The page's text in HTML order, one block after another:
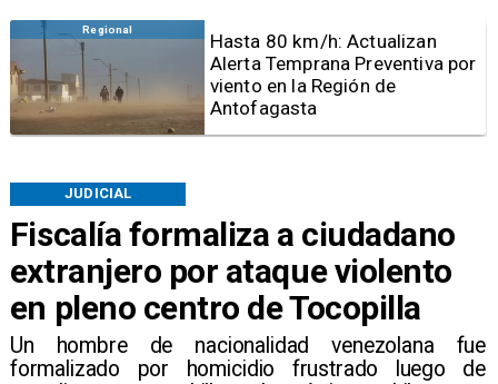
Fiscalía formaliza a ciudadano
extranjero por ataque violento
en pleno centro de Tocopilla
​Un hombre de nacionalidad venezolana fue
formalizado por homicidio frustrado luego de
JUDICIAL
Antofagasta
Detienen a sujeto por iniciar
quema para sacar cables
eléctricos en el sector norte de
Antofagasta